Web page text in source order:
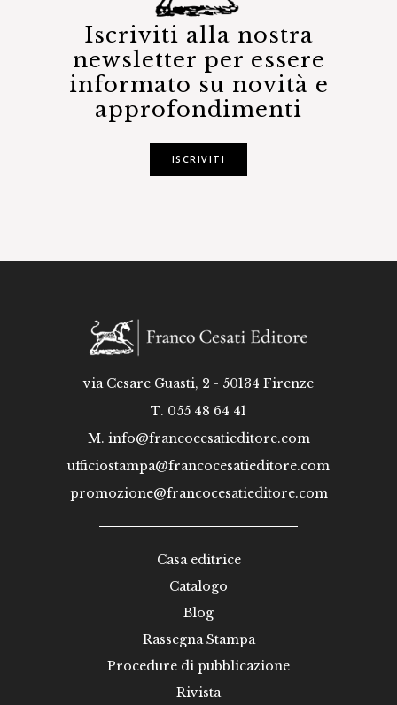
Iscriviti alla nostra
newsletter per essere
informato su novità e
approfondimenti
ISCRIVITI
via Cesare Guasti, 2 - 50134 Firenze
T. 055 48 64 41
M. info@francocesatieditore.com
ufficiostampa@francocesatieditore.com
promozione@francocesatieditore.com
Casa editrice
Catalogo
Blog
Rassegna Stampa
Procedure di pubblicazione
Rivista